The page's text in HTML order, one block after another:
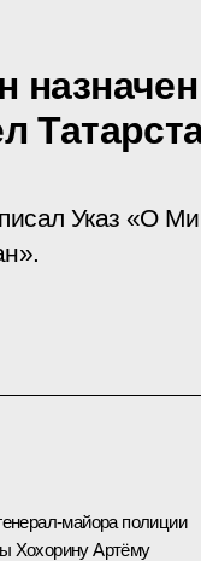
Указ «О
майора полиции
Хохорину Артёму